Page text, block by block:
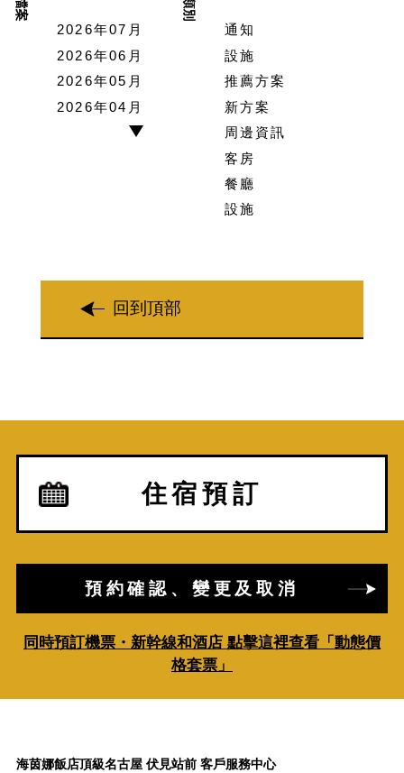
檔案
2026年07月
2026年06月
2026年05月
2026年04月
類別
通知
設施
推薦方案
新方案
周邊資訊
客房
餐廳
設施
回到頂部
住宿預訂
預約確認、變更及取消
同時預訂機票・新幹線和酒店 點擊這裡查看「動態價
格套票」
海茵娜飯店頂級名古屋 伏見站前 客戶服務中心